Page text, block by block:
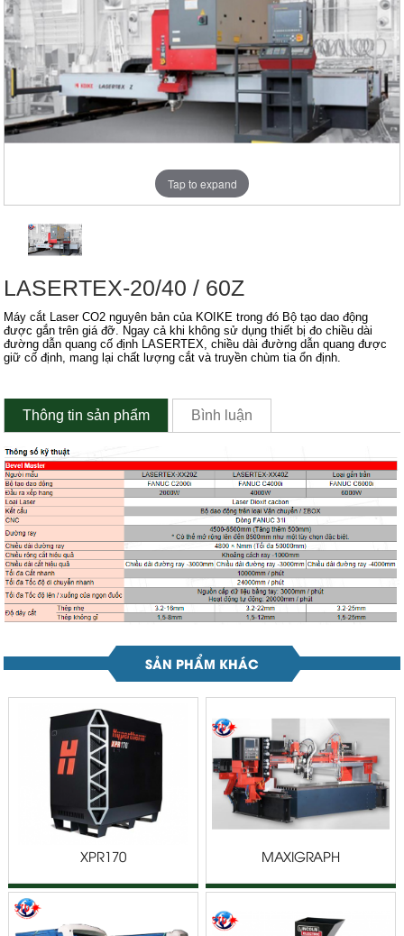
Tap to expand
LASERTEX-20/40 / 60Z
Máy cắt Laser CO2 nguyên bản của KOIKE trong đó Bộ tạo dao động
được gắn trên giá đỡ. Ngay cả khi không sử dụng thiết bị đo chiều dài
đường dẫn quang cố định LASERTEX, chiều dài đường dẫn quang được
giữ cố định, mang lại chất lượng cắt và truyền chùm tia ổn định.
Thông tin sản phẩm Bình luận
SẢN PHẨM KHÁC
XPR170 MAXIGRAPH